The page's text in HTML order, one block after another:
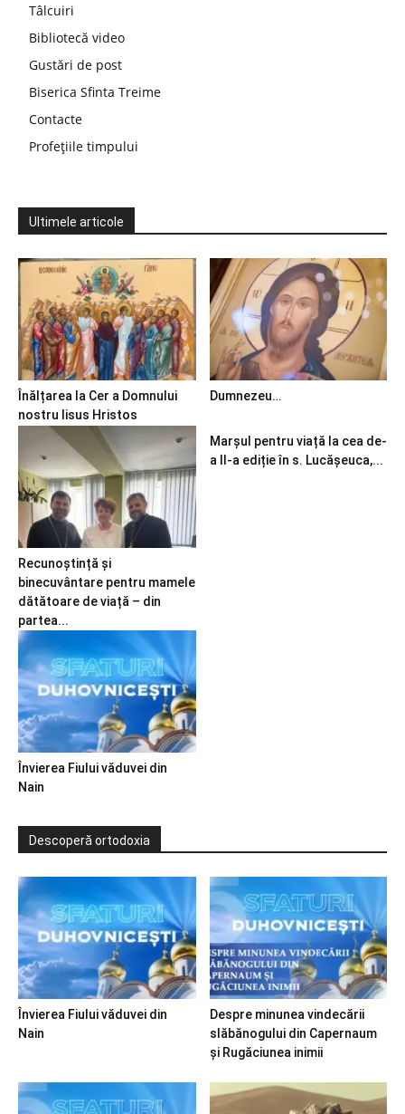
Tâlcuiri
Bibliotecă video
Gustări de post
Biserica Sfinta Treime
Contacte
Profețiile timpului
Ultimele articole
Înălțarea la Cer a Domnului
nostru Iisus Hristos
Dumnezeu…
Recunoștință și
binecuvântare pentru mamele
dătătoare de viață – din
partea...
Marșul pentru viață la cea de-
a II-a ediție în s. Lucășeuca,...
Învierea Fiului văduvei din
Nain
Descoperă ortodoxia
Învierea Fiului văduvei din
Nain
Despre minunea vindecării
slăbănogului din Capernaum
și Rugăciunea inimii